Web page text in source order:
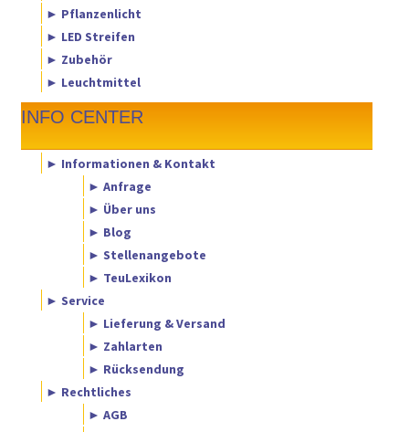
► Pflanzenlicht
► LED Streifen
► Zubehör
► Leuchtmittel
INFO CENTER
► Informationen & Kontakt
► Anfrage
► Über uns
► Blog
► Stellenangebote
► TeuLexikon
► Service
► Lieferung & Versand
► Zahlarten
► Rücksendung
► Rechtliches
► AGB